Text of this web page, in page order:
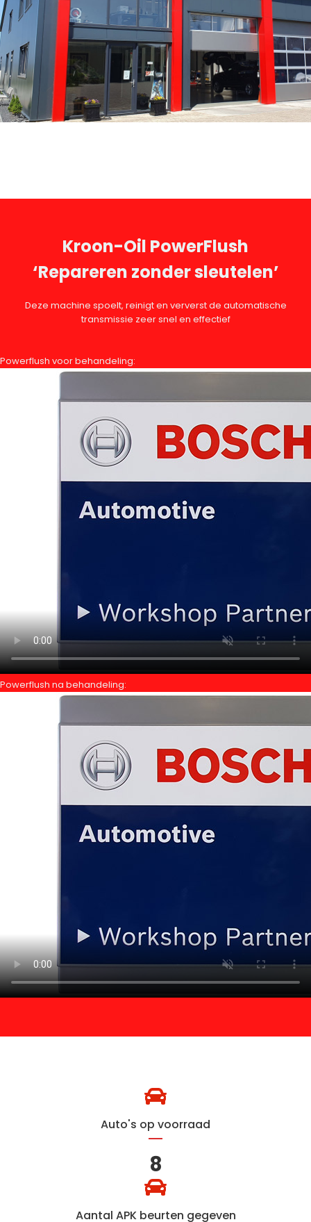
Kroon-Oil PowerFlush
‘Repareren zonder sleutelen’
Deze machine spoelt, reinigt en ververst de automatische
transmissie zeer snel en effectief
Powerflush voor behandeling:
Powerflush na behandeling:
Auto's op voorraad
8
Aantal APK beurten gegeven